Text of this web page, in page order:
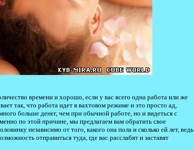
времени и хорошо, если у вас всего одна работа или же
так, что работа идет в вахтовом режиме и это просто ад,
больше денег, чем при обычной работе, но и видеться с
по этой причине, мы предлагаем вам обратить свое
независимо от того, какого она пола и сколько ей лет, ведь
отправиться туда, где вас расслабят и заставят